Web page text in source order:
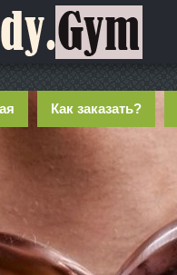
Как заказать?